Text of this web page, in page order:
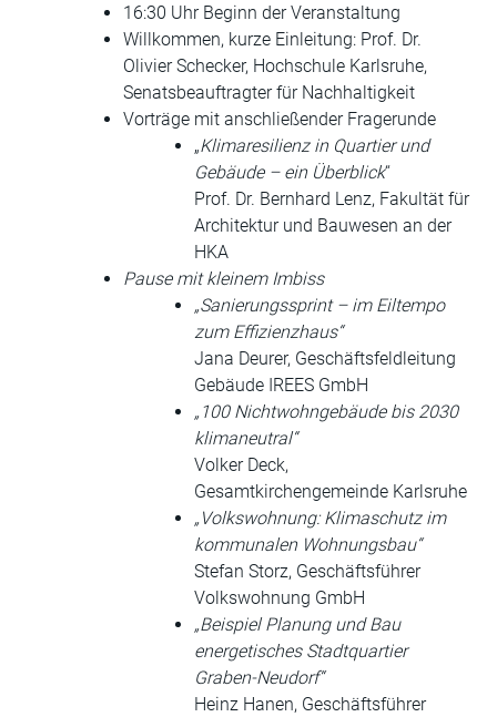
16:30 Uhr Beginn der Veranstaltung
Willkommen, kurze Einleitung: Prof. Dr.
Olivier Schecker, Hochschule Karlsruhe,
Senatsbeauftragter für Nachhaltigkeit
Vorträge mit anschließender Fragerunde
„Klimaresilienz in Quartier und
Gebäude – ein Überblick“
Prof. Dr. Bernhard Lenz, Fakultät für
Architektur und Bauwesen an der
HKA
Pause mit kleinem Imbiss
„Sanierungssprint – im Eiltempo
zum Effizienzhaus“
Jana Deurer, Geschäftsfeldleitung
Gebäude IREES GmbH
„100 Nichtwohngebäude bis 2030
klimaneutral“
Volker Deck,
Gesamtkirchengemeinde Karlsruhe
„Volkswohnung: Klimaschutz im
kommunalen Wohnungsbau“
Stefan Storz, Geschäftsführer
Volkswohnung GmbH
„Beispiel Planung und Bau
energetisches Stadtquartier
Graben-Neudorf“
Heinz Hanen, Geschäftsführer